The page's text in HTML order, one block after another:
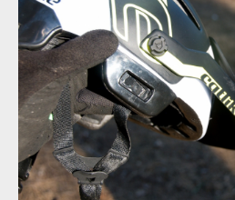
Test: helma Catlike Forza 2.0 - malá
Test: helma Catlike Forza 2.0 - malá
Test: helma Catlike Forza 2.0 - malá